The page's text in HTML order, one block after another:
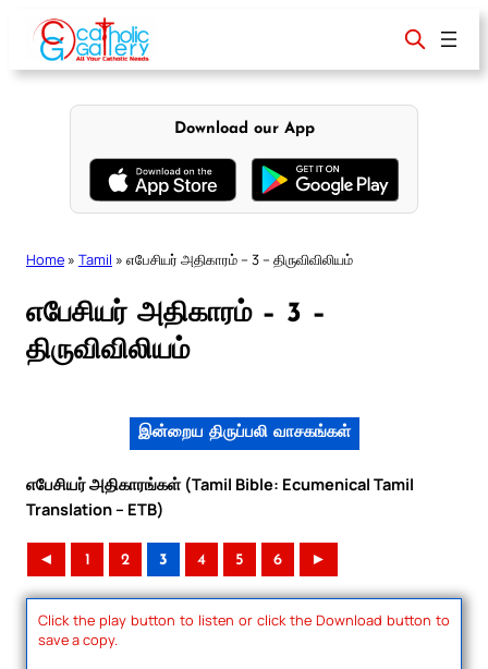
content
Download our App
Home » Tamil » எபேசியர் அதிகாரம் – 3 – திருவிவிலியம்
எபேசியர் அதிகாரம் – 3 –
திருவிவிலியம்
இன்றைய திருப்பலி வாசகங்கள்
எபேசியர் அதிகாரங்கள் (Tamil Bible: Ecumenical Tamil
Translation – ETB)
◄ 1 2 3 4 5 6 ►
Click the play button to listen or click the Download button to
save a copy.